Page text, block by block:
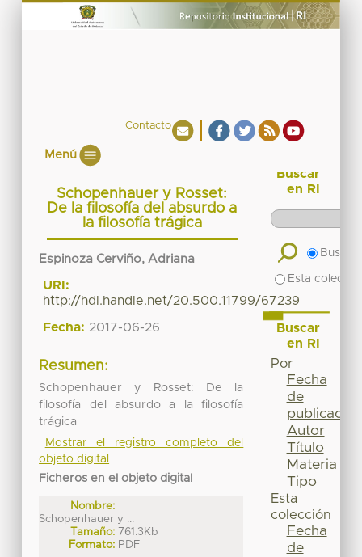
Contacto
Menú
Schopenhauer y Rosset:
De la filosofía del absurdo a
la filosofía trágica
Espinoza Cerviño, Adriana
URI:
http://hdl.handle.net/20.500.11799/67239
Fecha: 2017-06-26
Resumen:
Schopenhauer y Rosset: De la
filosofía del absurdo a la filosofía
trágica
Mostrar el registro completo del
objeto digital
Ficheros en el objeto digital
Nombre:
Schopenhauer y ...
Tamaño: 761.3Kb
Formato: PDF
Buscar
en RI
Buscar
Esta
Buscar
en RI
Por
Fecha
de
publicación
Autor
Título
Materia
Tipo
Esta
colección
Fecha
de